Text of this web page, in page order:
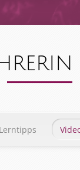
Lerntipps